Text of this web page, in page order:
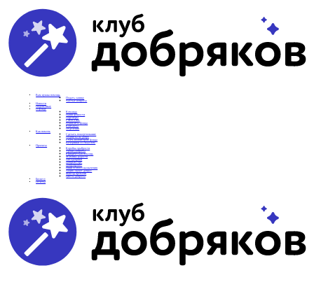
Вам нужна помощь
Подать заявку
Частые вопросы
Новости
Подопечные
О фонде
Команда
Наши ценности
Партнеры
СМИ о нас
Реквизиты фонда
Контакты
Отделения
Как помочь
Сделать пожертвование
Подписка на добро
Стать волонтером фонда
Вечеринки со смыслом
Проекты
Коробка храбрости
Уроки Доброты
Юридическая помощь
Мамины радости
Автодобряки
Добрый торт
Добропробег
Няни особого назначения
Акция «Букет добра»
Фактор времени
Цветы доброты
Бизнесу
Отчеты